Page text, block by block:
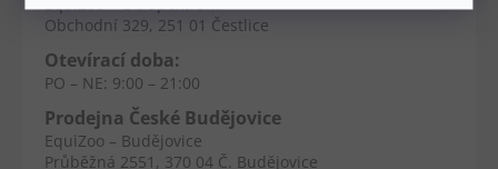
Obchodní 329, 251 01 Čestlice
Otevírací doba:
PO – NE: 9:00 – 21:00
Prodejna České Budějovice
EquiZoo – Budějovice
Průběžná 2551, 370 04 Č. Budějovice